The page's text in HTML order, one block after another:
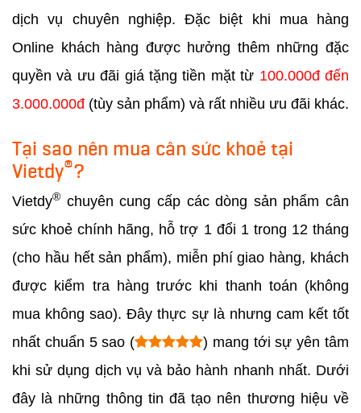
dịch vụ chuyên nghiệp. Đặc biệt khi mua hàng
Online khách hàng được hưởng thêm những đặc
quyền và ưu đãi giá tặng tiền mặt từ 100.000đ đến
3.000.000đ (tùy sản phẩm) và rất nhiều ưu đãi khác.
Tại sao nên mua cân sức khoẻ tại
Vietdy®?
Vietdy® chuyên cung cấp các dòng sản phẩm cân
sức khoẻ chính hãng, hỗ trợ 1 đổi 1 trong 12 tháng
(cho hầu hết sản phẩm), miễn phí giao hàng, khách
được kiểm tra hàng trước khi thanh toán (không
mua không sao). Đây thực sự là nhưng cam kết tốt
nhất chuẩn 5 sao (
) mang tới sự yên tâm
khi sử dụng dịch vụ và bảo hành nhanh nhất. Dưới
đây là những thông tin đã tạo nên thương hiệu về